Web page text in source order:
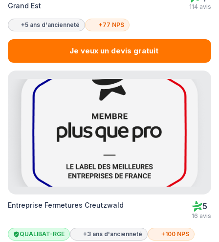
Grand Est
114 avis
+5 ans d'ancienneté +77 NPS
Je veux un devis gratuit
Entreprise Fermetures Creutzwald 5
16 avis
QUALIBAT-RGE +3 ans d'ancienneté +100 NPS